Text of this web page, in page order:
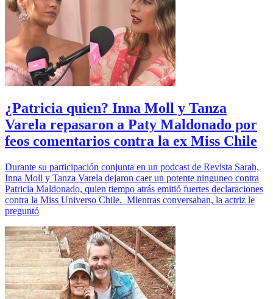
¿Patricia quien? Inna Moll y Tanza
Varela repasaron a Paty Maldonado por
feos comentarios contra la ex Miss Chile
Durante su participación conjunta en un podcast de Revista Sarah,
Inna Moll y Tanza Varela dejaron caer un potente ninguneo contra
Patricia Maldonado, quien tiempo atrás emitió fuertes declaraciones
contra la Miss Universo Chile. Mientras conversaban, la actriz le
preguntó